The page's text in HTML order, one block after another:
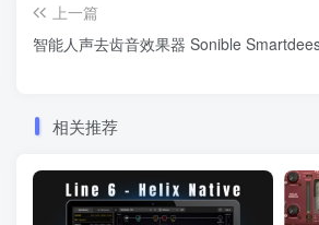
上一篇
智能人声去齿音效果器 Sonible
相关推荐